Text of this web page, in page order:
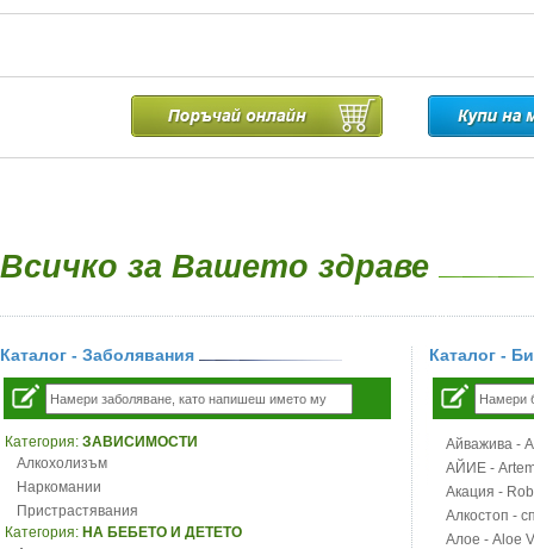
Всичко за Вашето здраве
Каталог - Заболявания
Категория: ЗАВИСИМОСТИ
Алкохолизъм
Наркомании
Пристрастявания
Категория: НА БЕБЕТО И ДЕТЕТО
Каталог -
Айважива -
АЙИЕ -
Акация -
Алкостоп -
Алое - Aloe